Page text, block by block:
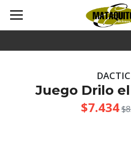
DACTIC
Juego Drilo
$7.434